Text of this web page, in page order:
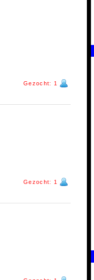
Gezocht: 1
Gezocht: 1